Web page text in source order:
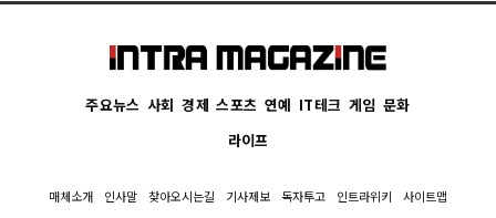
주요뉴스 사회 경제 스포츠 연예 IT테크 게임 문화
라이프
매체소개 인사말 찾아오시는길 기사제보 독자투고 인트라위키 사이트맵